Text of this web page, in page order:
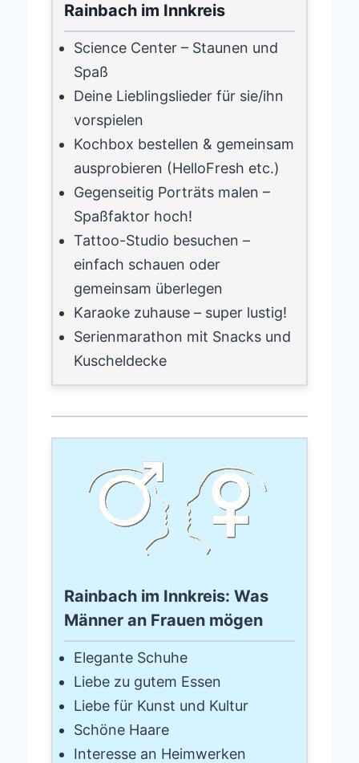
Rainbach im Innkreis
Science Center – Staunen und
Spaß
Deine Lieblingslieder für sie/ihn
vorspielen
Kochbox bestellen & gemeinsam
ausprobieren (HelloFresh etc.)
Gegenseitig Porträts malen –
Spaßfaktor hoch!
Tattoo-Studio besuchen –
einfach schauen oder
gemeinsam überlegen
Karaoke zuhause – super lustig!
Serienmarathon mit Snacks und
Kuscheldecke
Rainbach im Innkreis: Was
Männer an Frauen mögen
Elegante Schuhe
Liebe zu gutem Essen
Liebe für Kunst und Kultur
Schöne Haare
Interesse an Heimwerken